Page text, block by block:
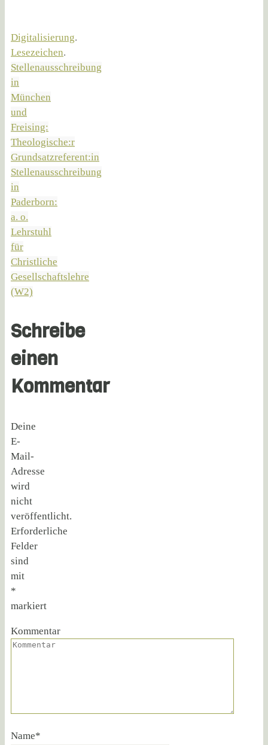
Digitalisierung.
Lesezeichen.
Stellenausschreibung
in
München
und
Freising:
Theologische:r
Grundsatzreferent:in
Stellenausschreibung
in
Paderborn:
a. o.
Lehrstuhl
für
Christliche
Gesellschaftslehre
(W2)
Schreibe
einen
Kommentar
Deine
E-
Mail-
Adresse
wird
nicht
veröffentlicht.
Erforderliche
Felder
sind
mit
*
markiert
Kommentar
Name*